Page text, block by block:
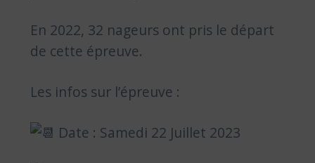
En 2022, 32 nageurs ont pris le départ
de cette épreuve.
Les infos sur l’épreuve :
Date : Samedi 22 Juillet 2023